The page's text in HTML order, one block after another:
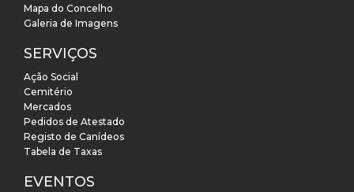
Mapa do Concelho
Galeria de Imagens
SERVIÇOS
Ação Social
Cemitério
Mercados
Pedidos de Atestado
Registo de Canídeos
Tabela de Taxas
EVENTOS